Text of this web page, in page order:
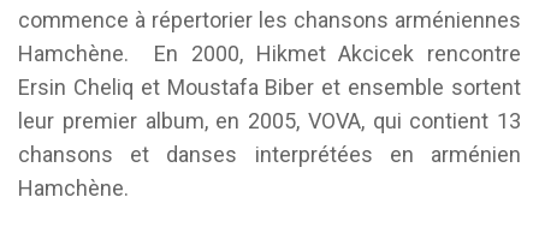
commence à répertorier les chansons arméniennes
Hamchène. En 2000, Hikmet Akcicek rencontre
Ersin Cheliq et Moustafa Biber et ensemble sortent
leur premier album, en 2005, VOVA, qui contient 13
chansons et danses interprétées en arménien
Hamchène.